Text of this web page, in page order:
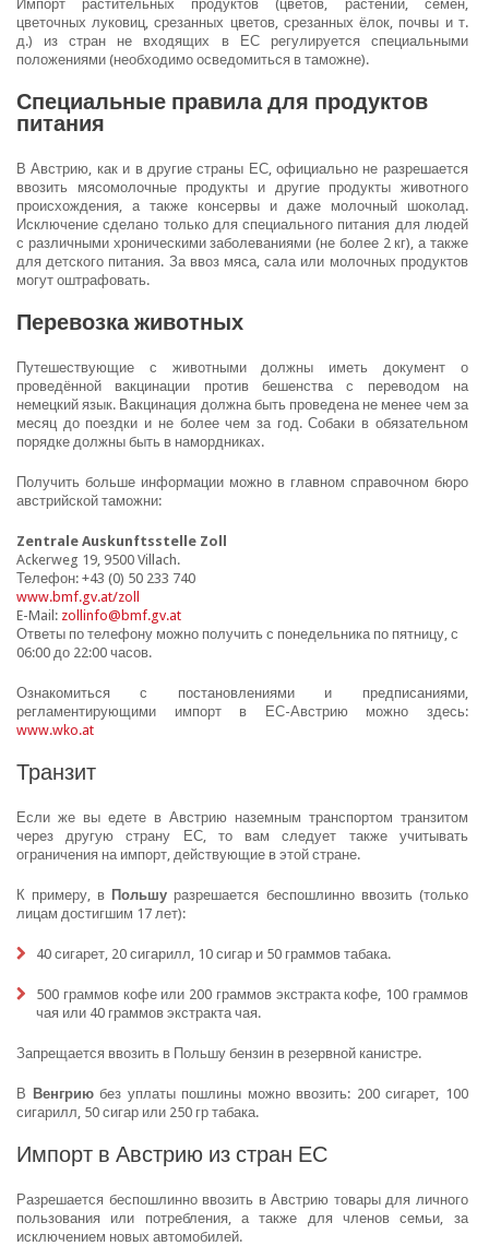
Импорт растительных продуктов (цветов, растений, семён,
цветочных луковиц, срезанных цветов, срезанных ёлок, почвы и т.
д.) из стран не входящих в ЕС регулируется специальными
положениями (необходимо осведомиться в таможне).
Специальные правила для продуктов
питания
В Австрию, как и в другие страны ЕС, официально не разрешается
ввозить мясомолочные продукты и другие продукты животного
происхождения, а также консервы и даже молочный шоколад.
Исключение сделано только для специального питания для людей
с различными хроническими заболеваниями (не более 2 кг), а также
для детского питания. За ввоз мяса, сала или молочных продуктов
могут оштрафовать.
Перевозка животных
Путешествующие с животными должны иметь документ о
проведённой вакцинации против бешенства с переводом на
немецкий язык. Вакцинация должна быть проведена не менее чем за
месяц до поездки и не более чем за год. Собаки в обязательном
порядке должны быть в намордниках.
Получить больше информации можно в главном справочном бюро
австрийской таможни:
Zentrale Auskunftsstelle Zoll
Ackerweg 19, 9500 Villach.
Телефон: +43 (0) 50 233 740
www.bmf.gv.at/zoll
E-Mail: zollinfo@bmf.gv.at
Ответы по телефону можно получить с понедельника по пятницу, с
06:00 до 22:00 часов.
Ознакомиться с постановлениями и предписаниями,
регламентирующими импорт в ЕС-Австрию можно здесь:
www.wko.at
Транзит
Если же вы едете в Австрию наземным транспортом транзитом
через другую страну ЕС, то вам следует также учитывать
ограничения на импорт, действующие в этой стране.
К примеру, в Польшу разрешается беспошлинно ввозить (только
лицам достигшим 17 лет):
40 сигарет, 20 сигарилл, 10 сигар и 50 граммов табака.
500 граммов кофе или 200 граммов экстракта кофе, 100 граммов
чая или 40 граммов экстракта чая.
Запрещается ввозить в Польшу бензин в резервной канистре.
В Венгриюбез уплаты пошлины можно ввозить: 200 сигарет, 100
сигарилл, 50 сигар или 250 гр табака.
Импорт в Австрию из стран ЕС
Разрешается беспошлинно ввозить в Австрию товары для личного
пользования или потребления, а также для членов семьи, за
исключением новых автомобилей.